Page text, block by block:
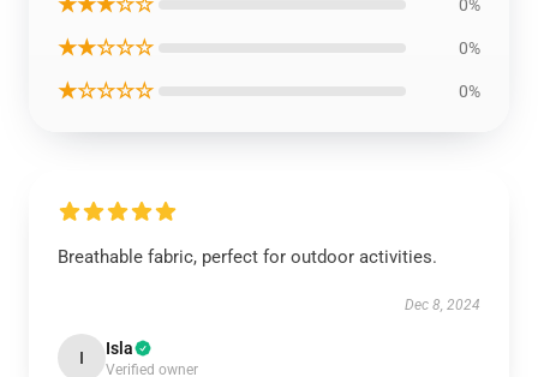
0%
★★☆☆☆ 0%
★☆☆☆☆ 0%
Breathable fabric, perfect for outdoor activities.
Dec 8, 2024
I Isla
Verified owner